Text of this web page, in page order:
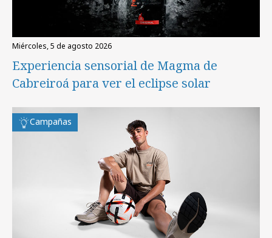
miércoles, 5 de agosto 2026
Experiencia sensorial de Magma de
Cabreiroá para ver el eclipse solar
Campañas